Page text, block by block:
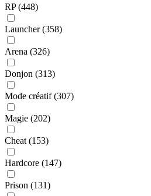
RP(448)
Launcher(358)
Arena (326)
Donjon (313)
Mode créatif(307)
Magie (202)
Cheat (153)
Hardcore (147)
Prison (131)